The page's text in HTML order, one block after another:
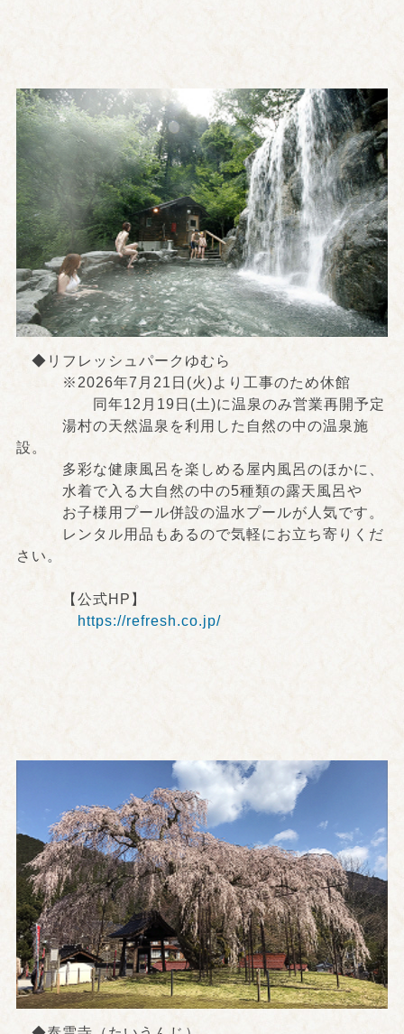
◆リフレッシュパークゆむら
※2026年7月21日(火)より工事のため休館
同年12月19日(土)に温泉のみ営業再開予定
湯村の天然温泉を利用した自然の中の温泉施
設。
多彩な健康風呂を楽しめる屋内風呂のほかに、
水着で入る大自然の中の5種類の露天風呂や
お子様用プール併設の温水プールが人気です。
レンタル用品もあるので気軽にお立ち寄りくだ
さい。
【公式HP】
https://refresh.co.jp/